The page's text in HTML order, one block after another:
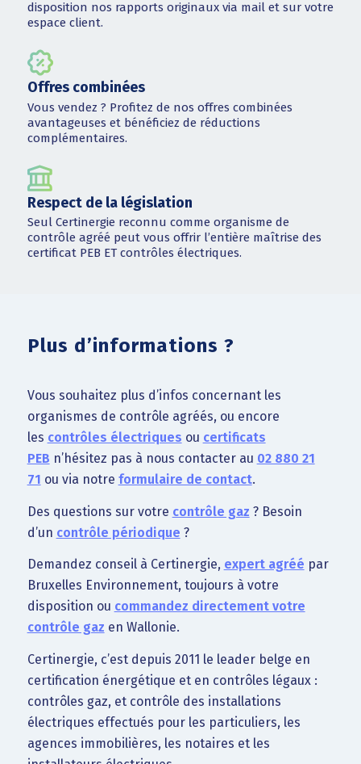
disposition nos rapports originaux via mail et sur votre
espace client.
Offres combinées
Vous vendez ? Profitez de nos offres combinées
avantageuses et bénéficiez de réductions
complémentaires.
Respect de la législation
Seul Certinergie reconnu comme organisme de
contrôle agréé peut vous offrir l’entière maîtrise des
certificat PEB ET contrôles électriques.
Plus d’informations ?
Vous souhaitez plus d’infos concernant les
organismes de contrôle agréés, ou encore
les contrôles électriques ou certificats
PEB n’hésitez pas à nous contacter au 02 880 21
71 ou via notre formulaire de contact.
Des questions sur votre contrôle gaz ? Besoin
d’un contrôle périodique ?
Demandez conseil à Certinergie, expert agréé par
Bruxelles Environnement, toujours à votre
disposition ou commandez directement votre
contrôle gaz en Wallonie.
Certinergie, c’est depuis 2011 le leader belge en
certification énergétique et en contrôles légaux :
contrôles gaz, et contrôle des installations
électriques effectués pour les particuliers, les
agences immobilières, les notaires et les